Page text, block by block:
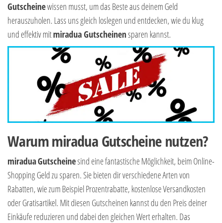
Gutscheinewissen musst, um das Beste aus deinem Geld
herauszuholen. Lass uns gleich loslegen und entdecken, wie du klug
und effektiv mitmiradua Gutscheinensparen kannst.
Warum miradua Gutscheine nutzen?
miraduaGutscheinesind eine fantastische Möglichkeit, beim Online-
Shopping Geld zu sparen. Sie bieten dir verschiedene Arten von
Rabatten, wie zum Beispiel Prozentrabatte, kostenlose Versandkosten
oder Gratisartikel. Mit diesen Gutscheinen kannst du den Preis deiner
Einkäufe reduzieren und dabei den gleichen Wert erhalten. Das